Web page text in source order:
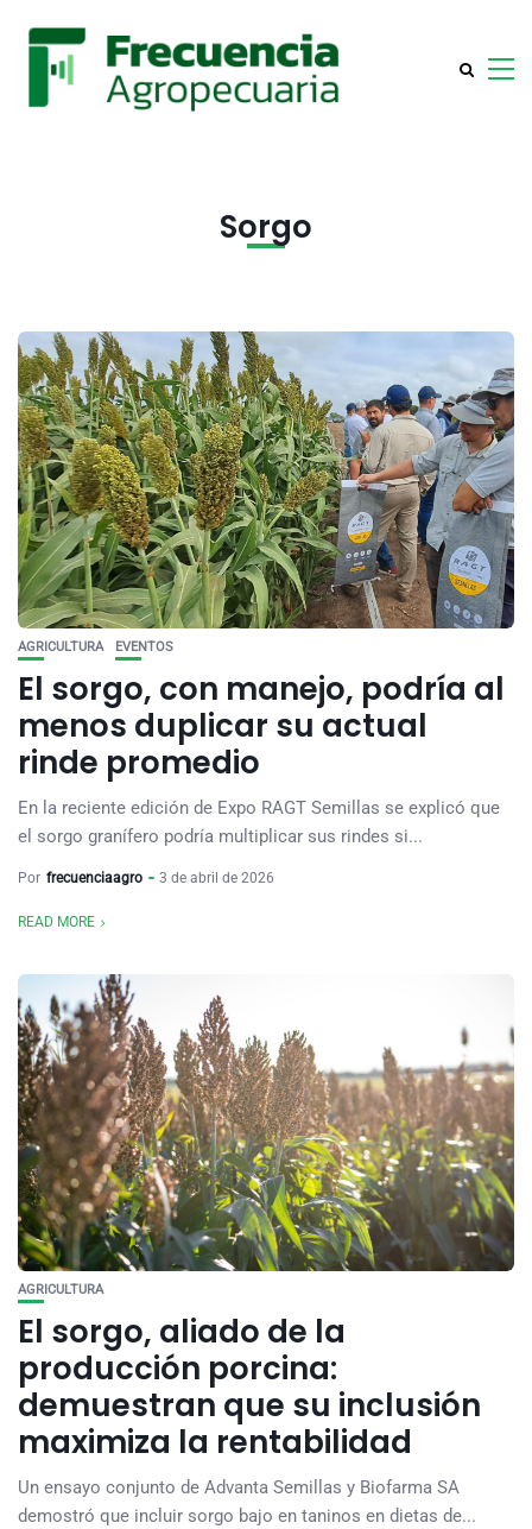
Sorgo
AGRICULTURA EVENTOS
El sorgo, con manejo, podría al
menos duplicar su actual
rinde promedio
En la reciente edición de Expo RAGT Semillas se explicó que
el sorgo granífero podría multiplicar sus rindes si...
Por frecuenciaagro 3 de abril de 2026
READ MORE
AGRICULTURA
El sorgo, aliado de la
producción porcina:
demuestran que su inclusión
maximiza la rentabilidad
Un ensayo conjunto de Advanta Semillas y Biofarma SA
demostró que incluir sorgo bajo en taninos en dietas de...